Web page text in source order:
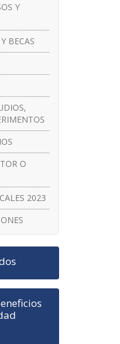
Y
BECAS
O
2023